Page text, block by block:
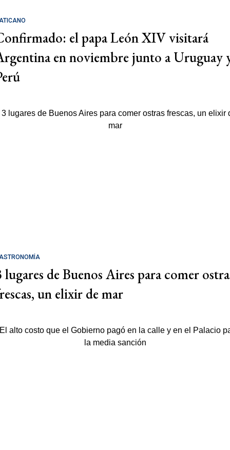
el papa León XIV visitará
en noviembre junto a Uruguay
lugares de Buenos Aires para comer
un elixir de mar